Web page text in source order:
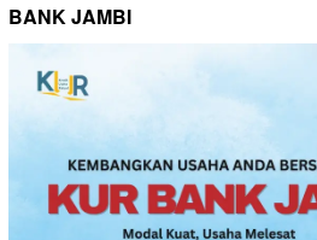
BANK JAMBI